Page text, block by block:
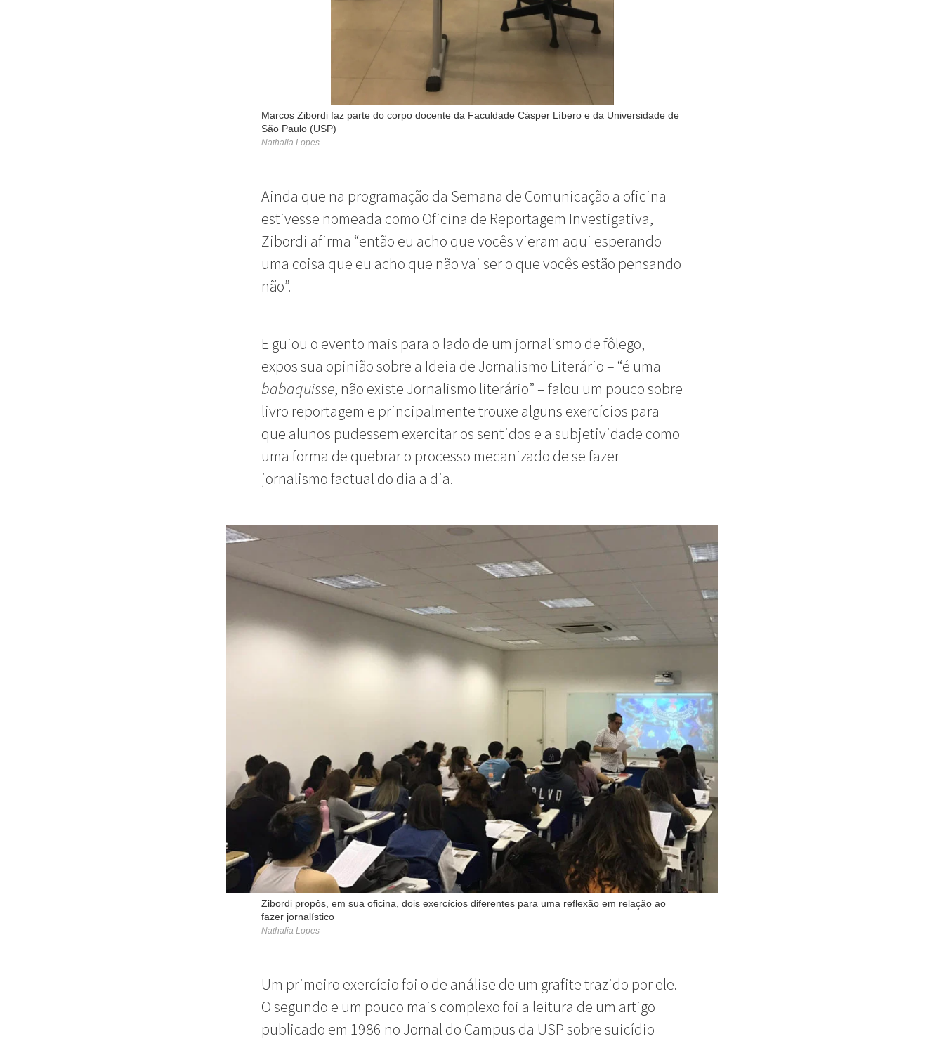
Marcos Zibordi faz parte do corpo docente da Faculdade Cásper Líbero e da Universidade de
São Paulo (USP)
Nathalia Lopes
Ainda que na programação da Semana de Comunicação a oficina
estivesse nomeada como Oficina de Reportagem Investigativa,
Zibordi afirma “então eu acho que vocês vieram aqui esperando
uma coisa que eu acho que não vai ser o que vocês estão pensando
não”.
E guiou o evento mais para o lado de um jornalismo de fôlego,
expos sua opinião sobre a Ideia de Jornalismo Literário – “é uma
babaquisse, não existe Jornalismo literário” – falou um pouco sobre
livro reportagem e principalmente trouxe alguns exercícios para
que alunos pudessem exercitar os sentidos e a subjetividade como
uma forma de quebrar o processo mecanizado de se fazer
jornalismo factual do dia a dia.
Zibordi propôs, em sua oficina, dois exercícios diferentes para uma reflexão em relação ao
fazer jornalístico
Nathalia Lopes
Um primeiro exercício foi o de análise de um grafite trazido por ele.
O segundo e um pouco mais complexo foi a leitura de um artigo
publicado em 1986 no Jornal do Campus da USP sobre suicídio